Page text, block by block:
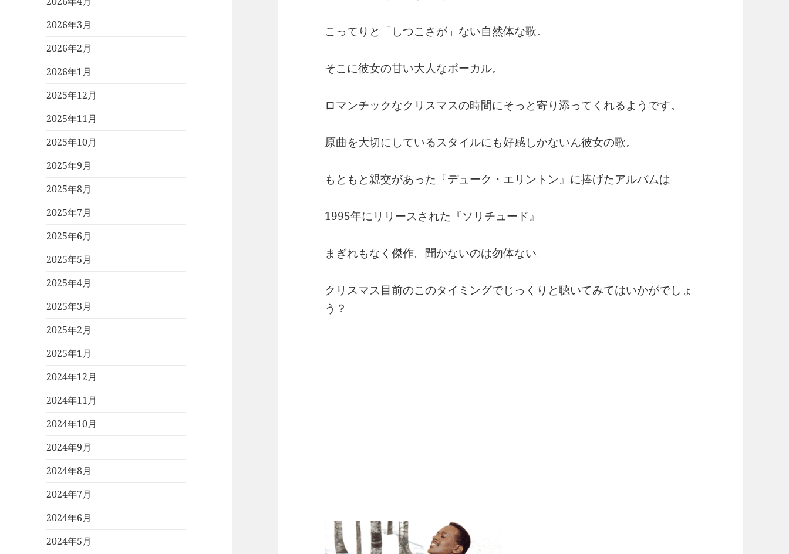
2026年3月
2026年2月
2026年1月
2025年12月
2025年11月
2025年10月
2025年9月
2025年8月
2025年7月
2025年6月
2025年5月
2025年4月
2025年3月
2025年2月
2025年1月
2024年12月
2024年11月
2024年10月
2024年9月
2024年8月
2024年7月
2024年6月
2024年5月
こってりと「しつこさが」ない自然体な歌。
そこに彼女の甘い大人なボーカル。
ロマンチックなクリスマスの時間にそっと寄り添ってくれるようです。
原曲を大切にしているスタイルにも好感しかないん彼女の歌。
もともと親交があった『デューク・エリントン』に捧げたアルバムは
1995年にリリースされた『ソリチュード』
まぎれもなく傑作。聞かないのは勿体ない。
クリスマス目前のこのタイミングでじっくりと聴いてみてはいかがでしょ
う？